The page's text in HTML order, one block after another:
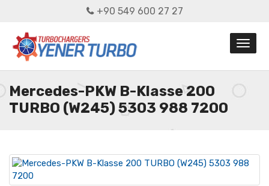
+90 549 600 27 27
Mercedes-PKW B-Klasse 200
TURBO (W245) 5303 988 7200